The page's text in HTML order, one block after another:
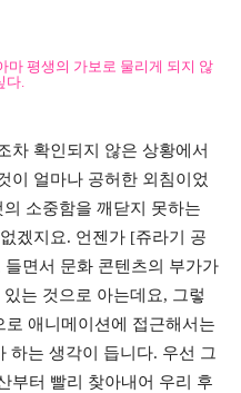
마 평생의 가보로 물리게 되지 않
다.
차 확인되지 않은 상황에서
이 얼마나 공허한 외침이었
소중함을 깨닫지 못하는
겠지요. 언젠가 [쥬라기 공
면서 문화 콘텐츠의 부가가
는 것으로 아는데요, 그렇
애니메이션에 접근해서는
하는 생각이 듭니다. 우선 그
부터 빨리 찾아내어 우리 후